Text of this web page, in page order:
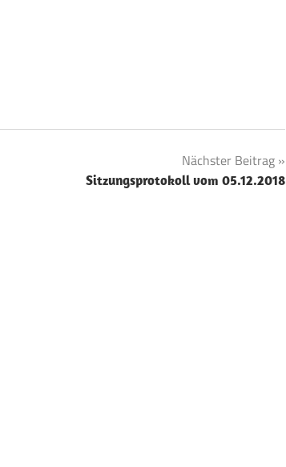
Nächster Beitrag
Sitzungsprotokoll vom 05.12.2018